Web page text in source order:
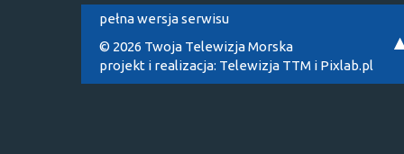
pełna wersja serwisu
© 2026 Twoja Telewizja Morska
projekt i realizacja: Telewizja TTM i Pixlab.pl